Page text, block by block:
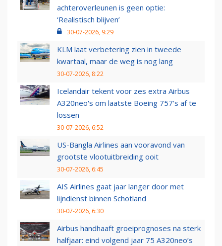
achteroverleunen is geen optie:
‘Realistisch blijven’
30-07-2026, 9:29
KLM laat verbetering zien in tweede
kwartaal, maar de weg is nog lang
30-07-2026, 8:22
Icelandair tekent voor zes extra Airbus
A320neo's om laatste Boeing 757's af te
lossen
30-07-2026, 6:52
US-Bangla Airlines aan vooravond van
grootste vlootuitbreiding ooit
30-07-2026, 6:45
AIS Airlines gaat jaar langer door met
lijndienst binnen Schotland
30-07-2026, 6:30
Airbus handhaaft groeiprognoses na sterk
halfjaar: eind volgend jaar 75 A320neo’s